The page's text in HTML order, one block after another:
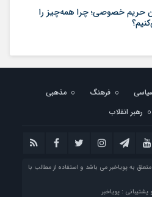
حریم خصوصی؛ چرا همه‌چیز را
فرهنگ
مذهبی
رهبر انقلاب
به پویاخبر می باشد و استفاده از مطالب با
: پویاخبر